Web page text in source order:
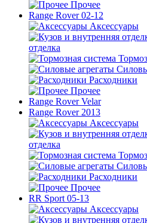
Прочее
Range Rover 02-12
Аксессуары
отделка
Расходники
Прочее
Range Rover Velar
Range Rover 2013
Аксессуары
отделка
Расходники
Прочее
RR Sport 05-13
Аксессуары